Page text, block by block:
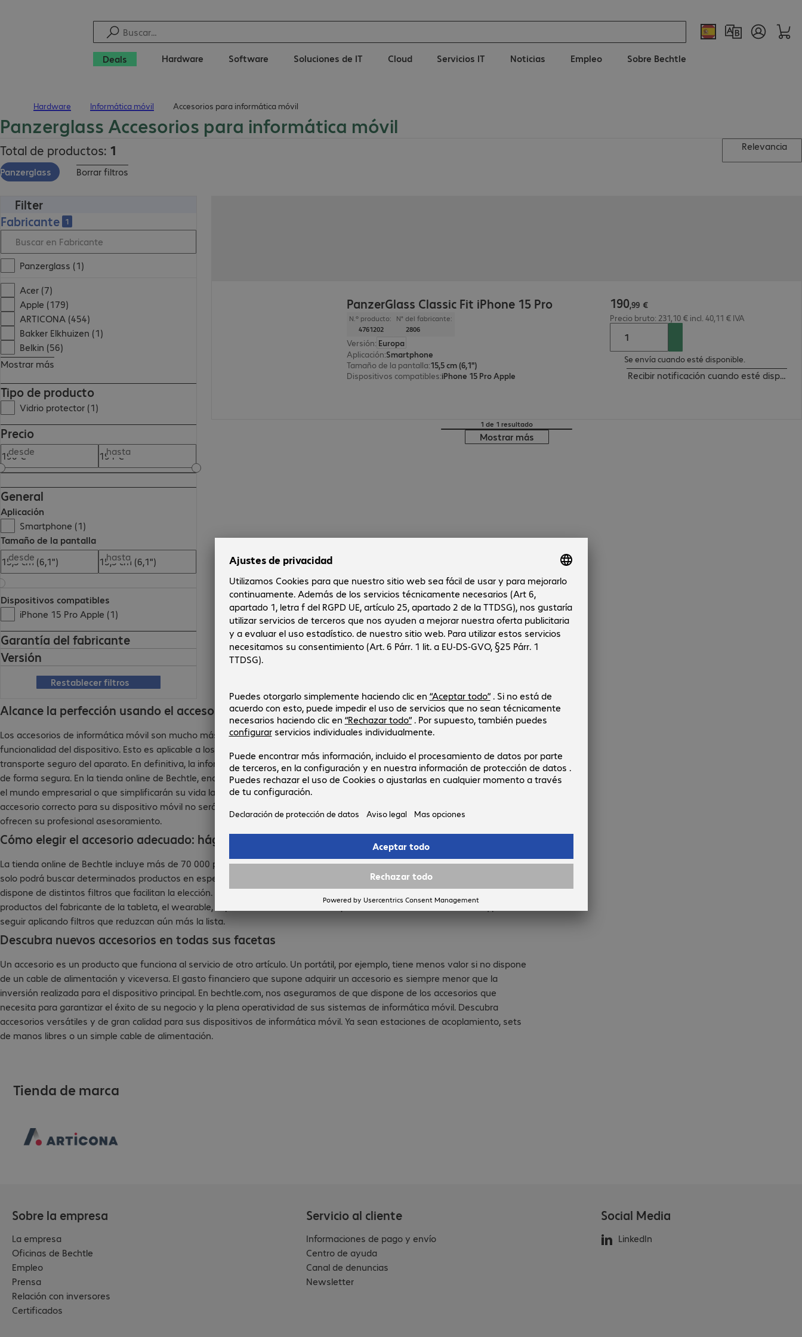
Deals Hardware Software Soluciones de IT Cloud Servicios IT Noticias Empleo Sobre Bechtle
Hardware Informática móvil Accesorios para informática móvil
Panzerglass Accesorios para informática móvil
Total de productos: 1 Relevancia
Panzerglass Borrar filtros
Filter
Fabricante 1
Panzerglass (1)
Acer (7)
Apple (179)
ARTICONA (454)
Bakker Elkhuizen (1)
Belkin (56)
Mostrar más
Tipo de producto
Vidrio protector (1)
Precio
desde hasta
General
Aplicación
Smartphone (1)
Tamaño de la pantalla
desde
hasta
Dispositivos compatibles
iPhone 15 Pro Apple (1)
Garantía del fabricante
Versión
Restablecer filtros
PanzerGlass Classic Fit iPhone 15 Pro
N.º producto:
4761202
N° del fabricante:
2806
Versión: Europa
Aplicación:Smartphone
Tamaño de la pantalla:15,5 cm (6,1")
Dispositivos compatibles:iPhone 15 Pro Apple
190,99 €
Precio bruto: 231,10 € incl. 40,11 € IVA
Se envía cuando esté disponible.
Recibir notificación cuando esté
1 de 1 resultado
Mostrar más
Alcance la perfección usando el accesorio adecuado
Los accesorios de informática móvil son mucho más que un mero complemento decorativo. Por lo general, contribuyen a la
funcionalidad del dispositivo. Esto es aplicable a los maletines, las fundas, las mochilas o los carritos, pues garantizan el
transporte seguro del aparato. En definitiva, la informática móvil es posible a largo plazo solo si el hardware llega a su destino
de forma segura. En la tienda online de Bechtle, encontrará una amplia variedad de accesorios que resultan imprescindibles en
el mundo empresarial o que simplificarán su vida laboral. Gracias a las descripciones de nuestros productos, la elección del
accesorio correcto para su dispositivo móvil no será un problema. Si aún así tiene alguna pregunta, nuestros especialistas le
ofrecen su profesional asesoramiento.
Cómo elegir el accesorio adecuado: hágalo así
La tienda online de Bechtle incluye más de 70 000 productos. Por ello, es necesario saber orientarse en ella. En bechtle.com, no
solo podrá buscar determinados productos en específico o curiosear en cada una de nuestras categorías, sino que también
dispone de distintos filtros que facilitan la elección. Por ejemplo, una opción es limitar los resultados de búsqueda a los
productos del fabricante de la tableta, el wearable, el portátil o el teléfono móvil que está buscando. Posteriormente, podrá
seguir aplicando filtros que reduzcan aún más la lista.
Descubra nuevos accesorios en todas sus facetas
Un accesorio es un producto que funciona al servicio de otro artículo. Un portátil, por ejemplo, tiene menos valor si no dispone
de un cable de alimentación y viceversa. El gasto financiero que supone adquirir un accesorio es siempre menor que la
inversión realizada para el dispositivo principal. En bechtle.com, nos aseguramos de que dispone de los accesorios que
necesita para garantizar el éxito de su negocio y la plena operatividad de sus sistemas de informática móvil. Descubra
accesorios versátiles y de gran calidad para sus dispositivos de informática móvil. Ya sean estaciones de acoplamiento, sets
de manos libres o un simple cable de alimentación.
Tienda de marca
Sobre la empresa
La empresa
Oficinas de Bechtle
Empleo
Prensa
Relación con inversores
Certificados
Servicio al cliente
Informaciones de pago y envío
Centro de ayuda
Canal de denuncias
Newsletter
Social Media
LinkedIn